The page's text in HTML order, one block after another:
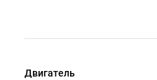
Двигатель